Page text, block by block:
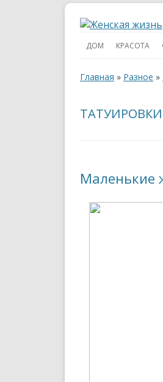
ДОМ КРАСОТА
Главная » Разное »
ТАТУИРОВКИ
Маленькие